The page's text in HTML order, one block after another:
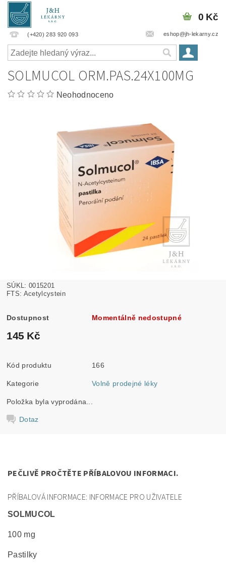
(+420) 283 920 093 eshop@jh-lekarny.cz
0 Kč
SOLMUCOL ORM.PAS.24X100MG
Neohodnoceno
SÚKL: 0015201
FTS: Acetylcystein
Dostupnost Momentálně nedostupné
145 Kč
Kód produktu 166
Kategorie Volně prodejné léky
Položka byla vyprodána...
Dotaz
PEČLIVĚ PROČTĚTE PŘÍBALOVOU INFORMACI.
PŘÍBALOVÁ INFORMACE: INFORMACE PRO UŽIVATELE
SOLMUCOL
100 mg
Pastilky